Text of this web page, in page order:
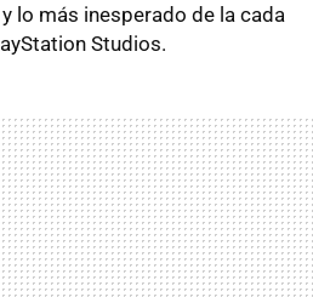
lo más inesperado de la cada
Studios.